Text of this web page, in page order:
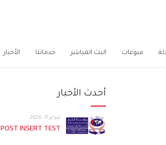
منوعات البث المباشر خدماتنا الأخبار
أحدث الأخبار
فبراير 17, 2026
POST INSERT TEST